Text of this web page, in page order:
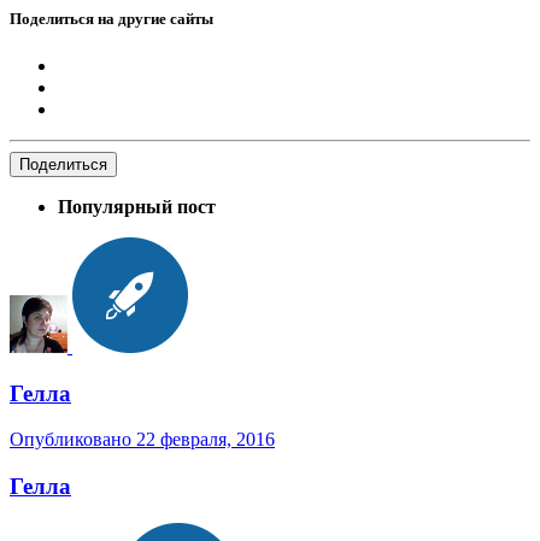
Поделиться на другие сайты
Поделиться
Популярный пост
Гелла
Опубликовано 22 февраля, 2016
Гелла